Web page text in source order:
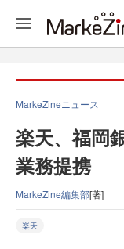
MarkeZineニュース
楽天、福岡
業務提携
MarkeZine編集部[著]
楽天